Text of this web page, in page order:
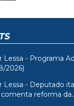
Lessa - Programa
2026)
Lessa - Deputado
reforma